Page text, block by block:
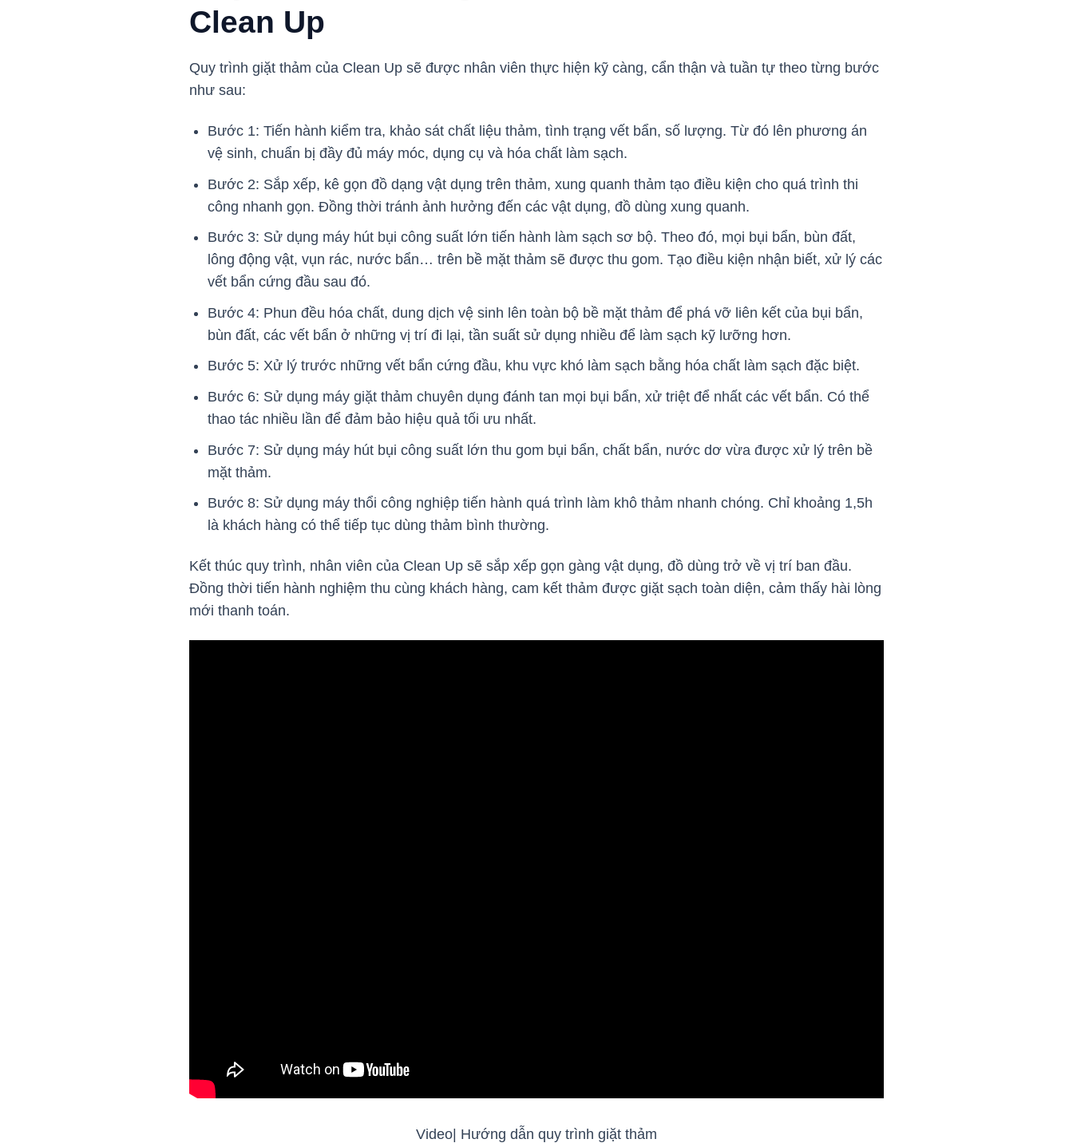
Clean Up
Quy trình giặt thảm của Clean Up sẽ được nhân viên thực hiện kỹ càng, cẩn thận và tuần tự theo từng bước
như sau:
Bước 1: Tiến hành kiểm tra, khảo sát chất liệu thảm, tình trạng vết bẩn, số lượng. Từ đó lên phương án
vệ sinh, chuẩn bị đầy đủ máy móc, dụng cụ và hóa chất làm sạch.
Bước 2: Sắp xếp, kê gọn đồ dạng vật dụng trên thảm, xung quanh thảm tạo điều kiện cho quá trình thi
công nhanh gọn. Đồng thời tránh ảnh hưởng đến các vật dụng, đồ dùng xung quanh.
Bước 3: Sử dụng máy hút bụi công suất lớn tiến hành làm sạch sơ bộ. Theo đó, mọi bụi bẩn, bùn đất,
lông động vật, vụn rác, nước bẩn… trên bề mặt thảm sẽ được thu gom. Tạo điều kiện nhận biết, xử lý các
vết bẩn cứng đầu sau đó.
Bước 4: Phun đều hóa chất, dung dịch vệ sinh lên toàn bộ bề mặt thảm để phá vỡ liên kết của bụi bẩn,
bùn đất, các vết bẩn ở những vị trí đi lại, tần suất sử dụng nhiều để làm sạch kỹ lưỡng hơn.
Bước 5: Xử lý trước những vết bẩn cứng đầu, khu vực khó làm sạch bằng hóa chất làm sạch đặc biệt.
Bước 6: Sử dụng máy giặt thảm chuyên dụng đánh tan mọi bụi bẩn, xử triệt để nhất các vết bẩn. Có thể
thao tác nhiều lần để đảm bảo hiệu quả tối ưu nhất.
Bước 7: Sử dụng máy hút bụi công suất lớn thu gom bụi bẩn, chất bẩn, nước dơ vừa được xử lý trên bề
mặt thảm.
Bước 8: Sử dụng máy thổi công nghiệp tiến hành quá trình làm khô thảm nhanh chóng. Chỉ khoảng 1,5h
là khách hàng có thể tiếp tục dùng thảm bình thường.
Kết thúc quy trình, nhân viên của Clean Up sẽ sắp xếp gọn gàng vật dụng, đồ dùng trở về vị trí ban đầu.
Đồng thời tiến hành nghiệm thu cùng khách hàng, cam kết thảm được giặt sạch toàn diện, cảm thấy hài lòng
mới thanh toán.
Video| Hướng dẫn quy trình giặt thảm